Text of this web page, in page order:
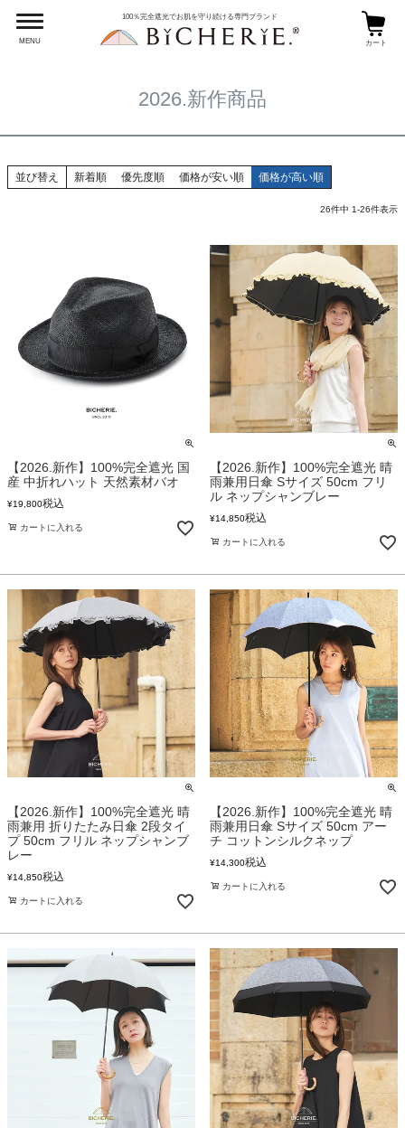
MENU
100％完全遮光でお肌を守り続ける専門ブランド
カート
HOME
2026.新作商品
並び替え 新着順 優先度順 価格が安い順 価格が高い順
26件中 1-26件表示
【2026.新作】100%完全遮光 国
産 中折れハット 天然素材バオ
¥19,800税込
カートに入れる
【2026.新作】100%完全遮光 晴
雨兼用日傘 Sサイズ 50cm フリ
ル ネップシャンブレー
¥14,850税込
カートに入れる
【2026.新作】100%完全遮光 晴
雨兼用 折りたたみ日傘 2段タイ
プ 50cm フリル ネップシャンブ
レー
¥14,850税込
カートに入れる
【2026.新作】100%完全遮光 晴
雨兼用日傘 Sサイズ 50cm アー
チ コットンシルクネップ
¥14,300税込
カートに入れる